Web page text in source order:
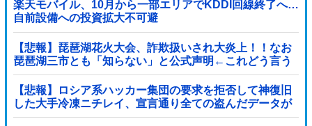
楽天モバイル、10月から一部エリアでKDDI回線終了へ…
自前設備への投資拡大不可避
【悲報】琵琶湖花火大会、詐欺扱いされ大炎上！！なお
琵琶湖三市とも「知らない」と公式声明←これどう言う
ことなんや！？？？？？？？？
【悲報】ロシア系ハッカー集団の要求を拒否して神復旧
した大手冷凍ニチレイ、宣言通り全ての盗んだデータが
公開される